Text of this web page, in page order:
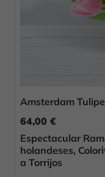
Amsterdam
64,00 €
Espectacular
holandeses,
a Torrijos